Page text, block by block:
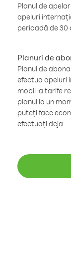
Planul de
apeluri
perioadă de 30
Planuri de
Planul de
efectua apeluri
mobil la tarife
planul la un
puteți face
efectuați deja